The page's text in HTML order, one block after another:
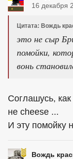
16 декабря
Цитата: Вождь
это не сыр
помойки,
вонь
Соглашусь, как
не cheese ...
И эту помойку
Вождь